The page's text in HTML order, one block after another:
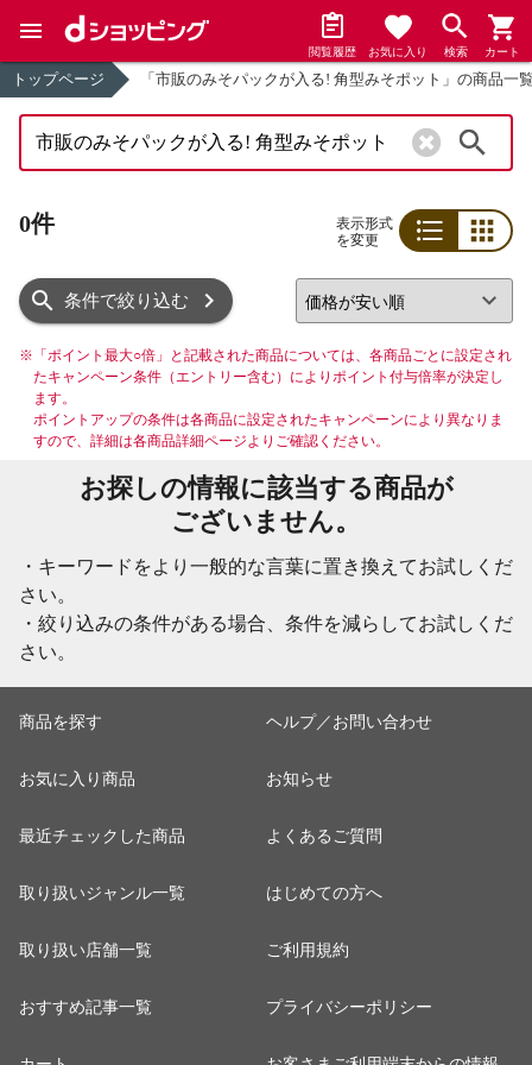
閲覧履歴 お気に入り 検索 カート
トップページ 「市販のみそパックが入る! 角型みそポット」の商品一
0件
表示形式
を変更
条件で絞り込む
※ 「ポイント最大○倍」と記載された商品については、各商品ごとに設定され
たキャンペーン条件（エントリー含む）によりポイント付与倍率が決定し
ます。
ポイントアップの条件は各商品に設定されたキャンペーンにより異なりま
すので、詳細は各商品詳細ページよりご確認ください。
お探しの情報に該当する商品が
ございません。
・キーワードをより一般的な言葉に置き換えてお試しくだ
さい。
・絞り込みの条件がある場合、条件を減らしてお試しくだ
さい。
商品を探す
お気に入り商品
最近チェックした商品
取り扱いジャンル一覧
取り扱い店舗一覧
おすすめ記事一覧
ヘルプ／お問い合わせ
お知らせ
よくあるご質問
はじめての方へ
ご利用規約
プライバシーポリシー